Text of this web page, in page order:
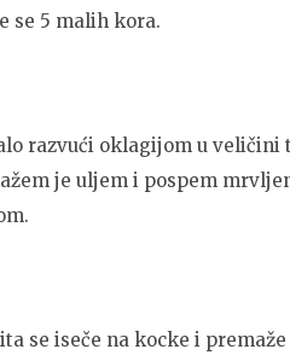
se 5 malih kora.
razvući oklagijom u veličini
je uljem i pospem
se iseče na kocke i